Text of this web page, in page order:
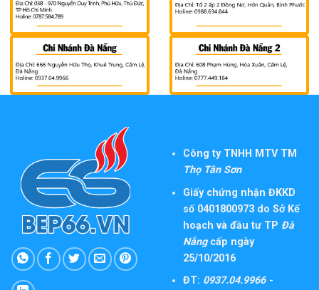
Công ty TNHH MTV TM
Thọ Tân Sơn
Giấy chứng nhận ĐKKD
số 0401800973 do Sở Kế
hoạch và đầu tư TP Đà
Nẵngcấp ngày
25/10/2016
ĐT: 0937.04.9966 -